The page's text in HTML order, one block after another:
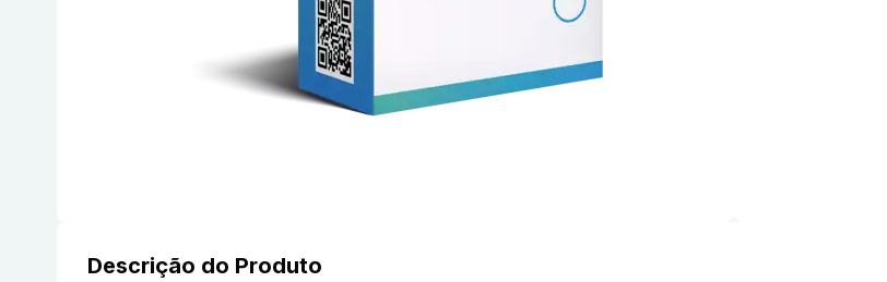
Descrição do Produto